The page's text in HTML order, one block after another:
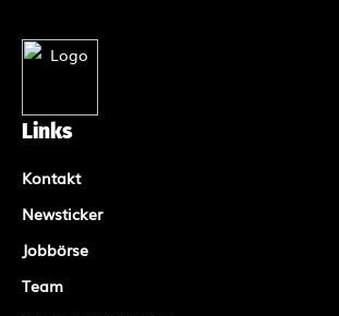
Links
Kontakt
Newsticker
Jobbörse
Team